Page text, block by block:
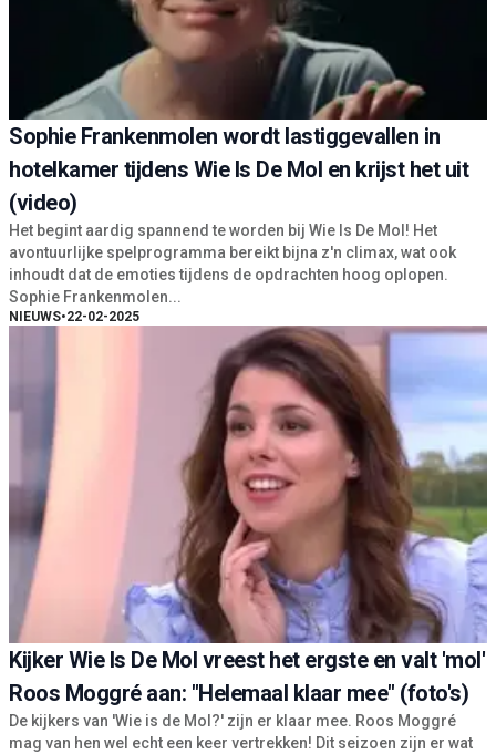
Sophie Frankenmolen wordt lastiggevallen in
hotelkamer tijdens Wie Is De Mol en krijst het uit
(video)
Het begint aardig spannend te worden bij Wie Is De Mol! Het
avontuurlijke spelprogramma bereikt bijna z'n climax, wat ook
inhoudt dat de emoties tijdens de opdrachten hoog oplopen.
Sophie Frankenmolen...
NIEUWS•22-02-2025
Kijker Wie Is De Mol vreest het ergste en valt 'mol'
Roos Moggré aan: "Helemaal klaar mee" (foto's)
De kijkers van 'Wie is de Mol?' zijn er klaar mee. Roos Moggré
mag van hen wel echt een keer vertrekken! Dit seizoen zijn er wat